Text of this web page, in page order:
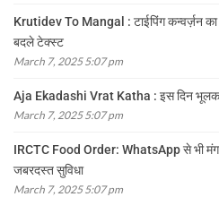
Krutidev To Mangal : टाईपिंग कन्वर्ज़न
बदले टेक्स्ट
March 7, 2025 5:07 pm
Aja Ekadashi Vrat Katha : इस दिन भूलकर
March 7, 2025 5:07 pm
IRCTC Food Order: WhatsApp से भी
जबरदस्त सुविधा
March 7, 2025 5:07 pm